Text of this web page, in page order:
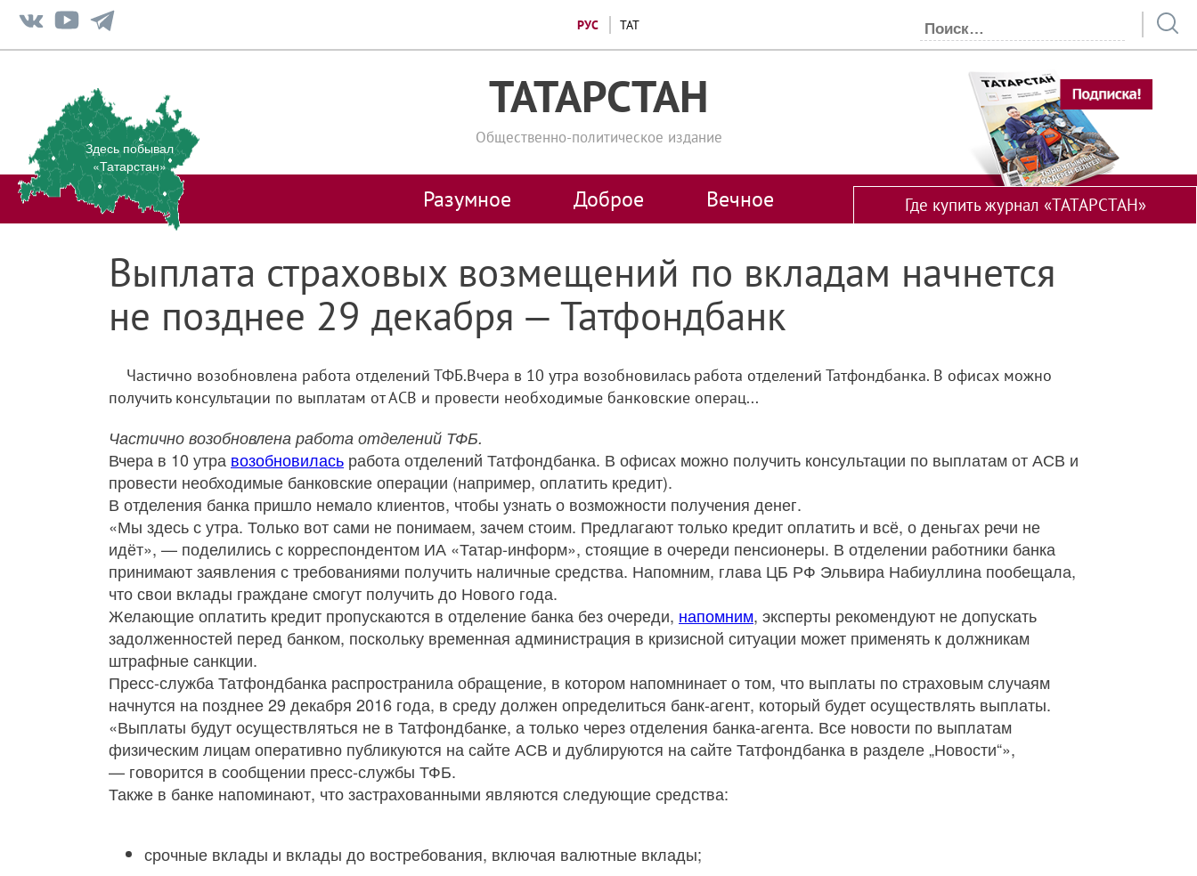
РУС ТАТ
ТАТАРСТАН
Общественно-политическое издание
Здесь побывал
«Татарстан»
Разумное Доброе Вечное Где купить журнал «ТАТАРСТАН»
Выплата страховых возмещений по вкладам начнется
не позднее 29 декабря — Татфондбанк
Частично возобновлена работа отделений ТФБ.Вчера в 10 утра возобновилась работа отделений Татфондбанка. В офисах можно
получить консультации по выплатам от АСВ и провести необходимые банковские операц...
Частично возобновлена работа отделений ТФБ.
Вчера в 10 утра возобновилась работа отделений Татфондбанка. В офисах можно получить консультации по выплатам от АСВ и
провести необходимые банковские операции (например, оплатить кредит).
В отделения банка пришло немало клиентов, чтобы узнать о возможности получения денег.
«Мы здесь с утра. Только вот сами не понимаем, зачем стоим. Предлагают только кредит оплатить и всё, о деньгах речи не
идёт», — поделились с корреспондентом ИА «Татар-информ», стоящие в очереди пенсионеры. В отделении работники банка
принимают заявления с требованиями получить наличные средства. Напомним, глава ЦБ РФ Эльвира Набиуллина пообещала,
что свои вклады граждане смогут получить до Нового года.
Желающие оплатить кредит пропускаются в отделение банка без очереди, напомним, эксперты рекомендуют не допускать
задолженностей перед банком, поскольку временная администрация в кризисной ситуации может применять к должникам
штрафные санкции.
Пресс-служба Татфондбанка распространила обращение, в котором напомнинает о том, что выплаты по страховым случаям
начнутся на позднее 29 декабря 2016 года, в среду должен определиться банк-агент, который будет осуществлять выплаты.
«Выплаты будут осуществляться не в Татфондбанке, а только через отделения банка-агента. Все новости по выплатам
физическим лицам оперативно публикуются на сайте АСВ и дублируются на сайте Татфондбанка в разделе „Новости“»,
— говорится в сообщении пресс-службы ТФБ.
Также в банке напоминают, что застрахованными являются следующие средства:
срочные вклады и вклады до востребования, включая валютные вклады;